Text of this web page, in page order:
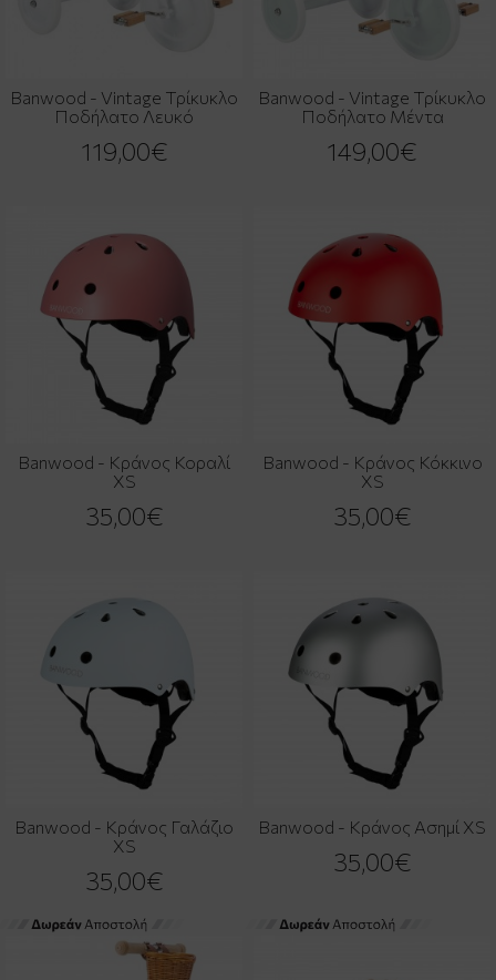
Banwood - Vintage Τρίκυκλο
Ποδήλατο Λευκό
119,00€
Banwood - Vintage Τρίκυκλο
Ποδήλατο Μέντα
149,00€
Banwood - Κράνος Κοραλί
XS
35,00€
Banwood - Κράνος Κόκκινο
XS
35,00€
Banwood - Κράνος Γαλάζιο
XS
35,00€
Banwood - Κράνος Ασημί XS
35,00€